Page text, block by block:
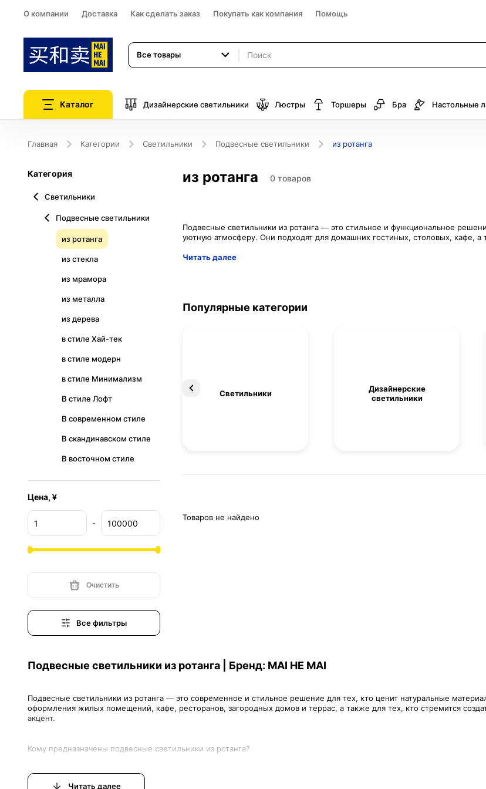
О компании Доставка Как сделать заказ Покупать как компания Помощь
Все товары
Каталог Дизайнерские светильники Люстры Торшеры Бра Настольные
Главная Категории Светильники Подвесные светильники из ротанга
Категория
Светильники
Подвесные светильники
из ротанга
из стекла
из мрамора
из металла
из дерева
в стиле Хай-тек
в стиле модерн
в стиле Минимализм
В стиле Лофт
В современном стиле
В скандинавском стиле
В восточном стиле
Цена, ¥
-
Очистить
Все фильтры
из ротанга 0 товаров
Подвесные светильники из ротанга — это стильное и функциональное
Читать далее
Популярные категории
Светильники
Дизайнерские
светильники
Товаров не найдено
Подвесные светильники из ротанга | Бренд: MAI HE MAI
Подвесные светильники из ротанга — это современное и стильное решение для тех, кто ценит натуральные
оформления жилых помещений, кафе, ресторанов, загородных домов и террас, а также для тех, кто стремится
Подвесные светильники из ротанга рекомендуются людям, которые хотят сделать интерьер более теплым и
Читать далее